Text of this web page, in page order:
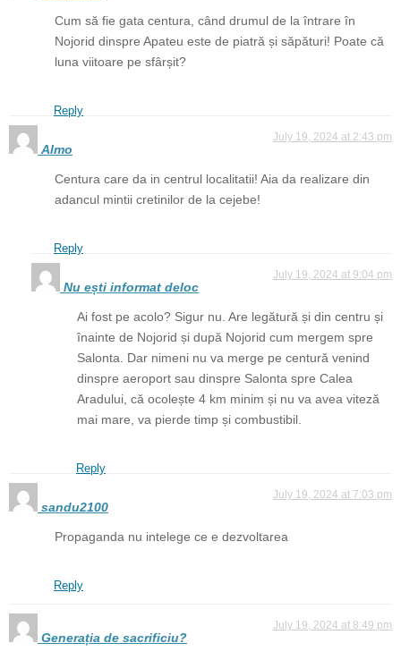
Cum să fie gata centura, când drumul de la întrare în
Nojorid dinspre Apateu este de piatră și săpături! Poate că
luna viitoare pe sfârșit?
Reply
Almo
July 19, 2024 at 2:43 pm
Centura care da in centrul localitatii! Aia da realizare din
adancul mintii cretinilor de la cejebe!
Reply
Nu ești informat deloc
July 19, 2024 at 9:04 pm
Ai fost pe acolo? Sigur nu. Are legătură și din centru și
înainte de Nojorid și după Nojorid cum mergem spre
Salonta. Dar nimeni nu va merge pe centură venind
dinspre aeroport sau dinspre Salonta spre Calea
Aradului, că ocolește 4 km minim și nu va avea viteză
mai mare, va pierde timp și combustibil.
Reply
sandu2100
July 19, 2024 at 7:03 pm
Propaganda nu intelege ce e dezvoltarea
Reply
Generația de sacrificiu?
July 19, 2024 at 8:49 pm